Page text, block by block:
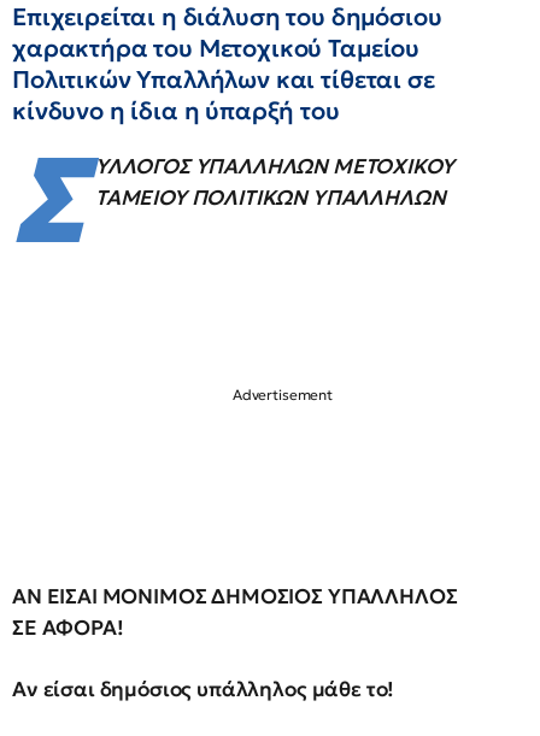
Επιχειρείται η διάλυση του δημόσιου
χαρακτήρα του Μετοχικού Ταμείου
Πολιτικών Υπαλλήλων και τίθεται σε
κίνδυνο η ίδια η ύπαρξή του
Σ ΥΛΛΟΓΟΣ ΥΠΑΛΛΗΛΩΝΜΕΤΟΧΙΚΟΥ
ΤΑΜΕΙΟΥ ΠΟΛΙΤΙΚΩΝ ΥΠΑΛΛΗΛΩΝ
ΑΝ ΕΙΣΑΙ ΜΟΝΙΜΟΣ ΔΗΜΟΣΙΟΣ ΥΠΑΛΛΗΛΟΣ
ΣΕ ΑΦΟΡΑ!
Αν είσαι δημόσιος υπάλληλος μάθε το!